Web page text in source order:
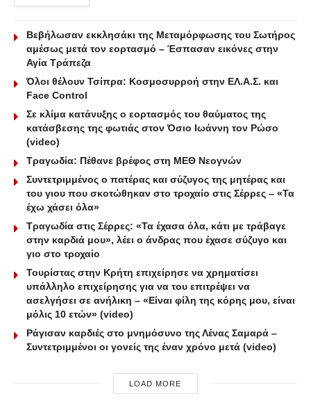
Βεβήλωσαν εκκλησάκι της Μεταμόρφωσης του Σωτήρος
αμέσως μετά τον εορτασμό – Έσπασαν εικόνες στην
Αγία Τράπεζα
Όλοι θέλουν Τσίπρα: Κοσμοσυρροή στην ΕΛ.Α.Σ. και
Face Control
Σε κλίμα κατάνυξης ο εορτασμός του θαύματος της
κατάσβεσης της φωτιάς στον Όσιο Ιωάννη τον Ρώσο
(video)
Τραγωδία: Πέθανε βρέφος στη ΜΕΘ Νεογνών
Συντετριμμένος ο πατέρας και σύζυγος της μητέρας και
του γιου που σκοτώθηκαν στο τροχαίο στις Σέρρες – «Τα
έχω χάσει όλα»
Τραγωδία στις Σέρρες: «Τα έχασα όλα, κάτι με τράβαγε
στην καρδιά μου», λέει ο άνδρας που έχασε σύζυγο και
γιο στο τροχαίο
Τουρίστας στην Κρήτη επιχείρησε να χρηματίσει
υπάλληλο επιχείρησης για να του επιτρέψει να
ασελγήσει σε ανήλικη – «Είναι φίλη της κόρης μου, είναι
μόλις 10 ετών» (video)
Ράγισαν καρδιές στο μνημόσυνο της Λένας Σαμαρά –
Συντετριμμένοι οι γονείς της έναν χρόνο μετά (video)
LOAD MORE